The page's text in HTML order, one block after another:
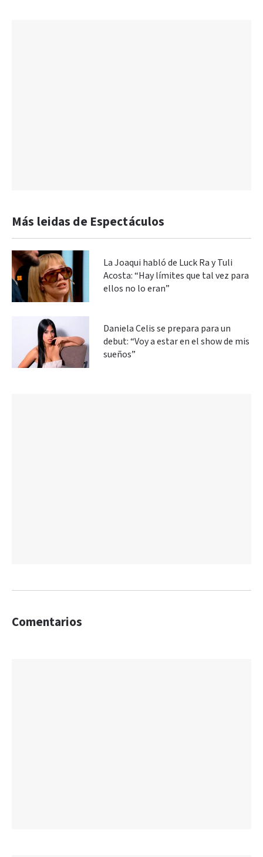
Más leidas de Espectáculos
La Joaqui habló de Luck Ra y Tuli
Acosta: “Hay límites que tal vez para
ellos no lo eran”
Daniela Celis se prepara para un
debut: “Voy a estar en el show de mis
sueños”
Comentarios